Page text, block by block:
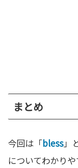
まとめ
今回は「bless」
についてわかり